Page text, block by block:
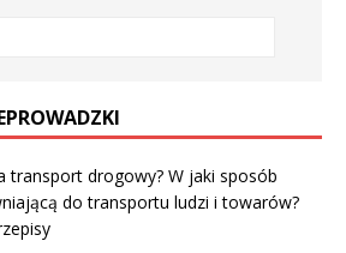
transport drogowy? W jaki sposób
do transportu ludzi i towarów?